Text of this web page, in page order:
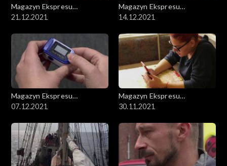
Magazyn Ekspresu
Reporterów
21.12.2021
Magazyn Ekspresu
Reporterów
14.12.2021
Magazyn Ekspresu
Reporterów
07.12.2021
Magazyn Ekspresu
Reporterów
30.11.2021